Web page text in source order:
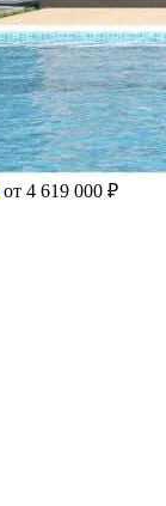
от 4 619 000 ₽